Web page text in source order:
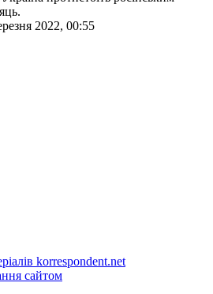
2022, 00:55
korrespondent.net
сайтом